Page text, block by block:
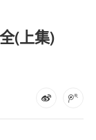
(上集)